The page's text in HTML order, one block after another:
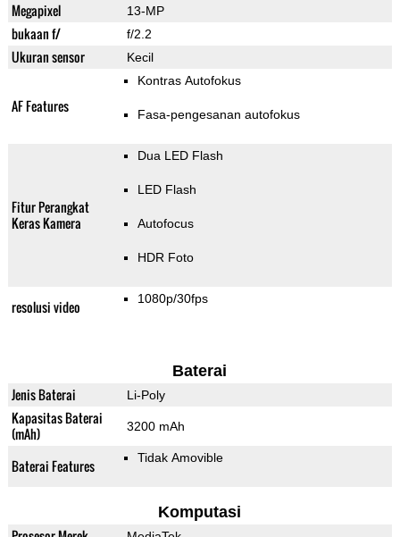
Megapixel 13-MP
bukaan f/ f/2.2
Ukuran sensor Kecil
AF Features
Kontras Autofokus
Fasa-pengesanan autofokus
Fitur Perangkat
Keras Kamera
Dua LED Flash
LED Flash
Autofocus
HDR Foto
resolusi video 1080p/30fps
Baterai
Jenis Baterai Li-Poly
Kapasitas Baterai
(mAh)
3200 mAh
Baterai Features Tidak Amovible
Komputasi